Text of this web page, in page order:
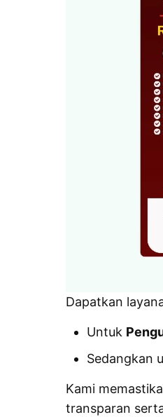
Dapatkan
Untuk
Sedangkan
Kami
transparan